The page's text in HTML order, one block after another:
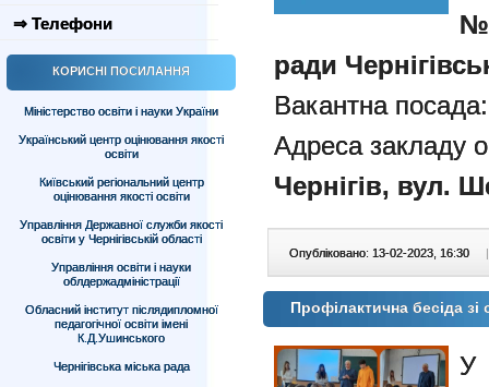
⇒ Телефони
КОРИСНІ ПОСИЛАННЯ
Міністерство освіти і науки України
Український центр оцінювання якості
освіти
Київський регіональний центр
оцінювання якості освіти
Управління Державної служби якості
освіти у Чернігівській області
Управління освіти і науки
облдержадміністрації
Обласний інститут післядипломної
педагогічної освіти імені
К.Д.Ушинського
Чернігівська міська рада
ради
Вакантна посада:
Адреса закладу
Чернігів, вул.
Опубліковано: 13-02-2023, 16:30 |
Профілактична бесіда
У